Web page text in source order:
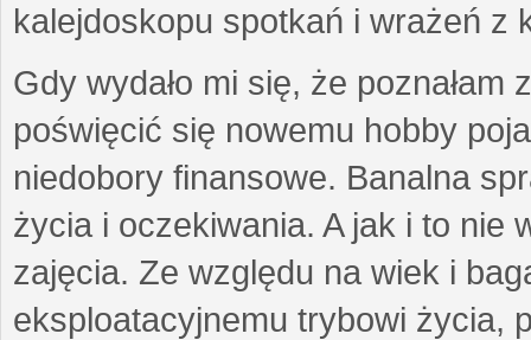
kalejdoskopu spotkań i wrażeń z
Gdy wydało mi się, że
poświęcić się nowemu hobby
niedobory finansowe. Banalna
życia i oczekiwania. A jak i to nie
zajęcia. Ze względu na wiek i
eksploatacyjnemu trybowi życia,